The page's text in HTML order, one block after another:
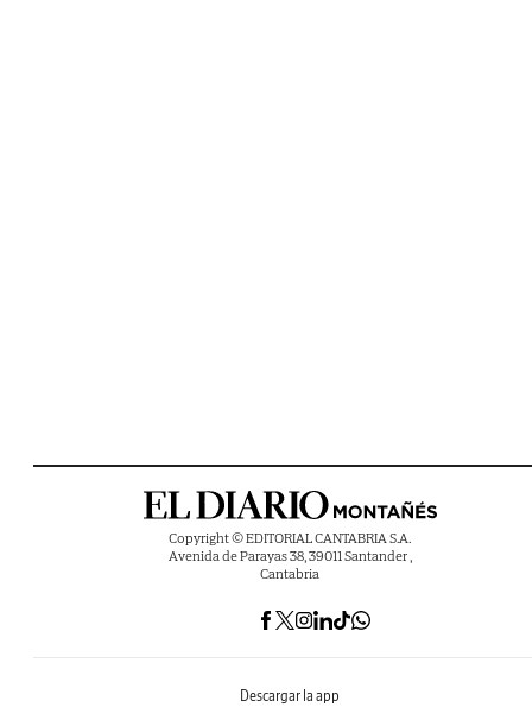
Copyright © EDITORIAL CANTABRIA S.A.
Avenida de Parayas 38, 39011 Santander ,
Cantabria
Descargar la app